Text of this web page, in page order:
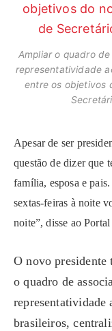
Ampliar o quadro
representatividade
entre os objetivos
Apesar de ser
questão de dizer que
família, esposa e
sextas-feiras à noite
noite”, disse ao
O novo
o quadro de
brasileiros,